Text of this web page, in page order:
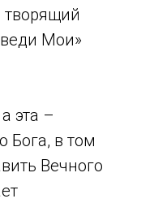
творящий
Мои»
эта –
Бога, в том
Вечного